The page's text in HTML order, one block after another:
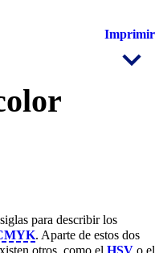
Imprimir
para describir los
. Aparte de estos dos
otros, como el HSV o el